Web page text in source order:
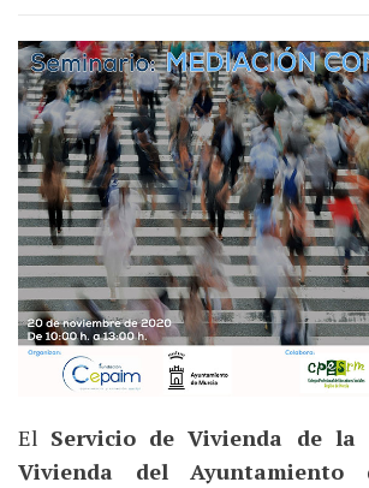
El Servicio de Vivienda de la
Vivienda del Ayuntamiento